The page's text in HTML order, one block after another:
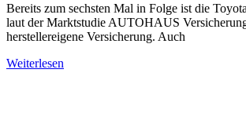
Bereits zum sechsten Mal in Folge ist die
laut der Marktstudie AUTOHAUS
herstellereigene Versicherung. Auch
Weiterlesen